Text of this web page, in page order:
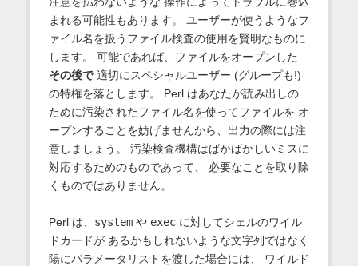
まれる可能性もあります。 ユーザーが使うようなフ
ァイル名を扱うファイル検査の使用を賢明なものに
します。 可能であれば、ファイルをオープンした
その後で適切にスペシャルユーザー (グループも!)
の特権を落とします。 Perl はあなたが読み出しの
ために汚染されたファイル名を使ってファイルを オ
ープンすることを妨げませんから、出力の際には注
意しましょう。 汚染検査機構はばかばかしいミスに
対応するためのものであって、 必要なことを取り除
くものではありません。
Perl は、 systemや execに対してシェルのワイル
ドカードが あるかもしれないような文字列ではなく
陽にパラメータリストを渡した場合には、 ワイルド